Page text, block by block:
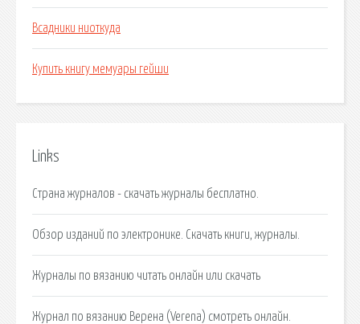
Всадники ниоткуда
Купить книгу мемуары гейши
Links
Страна журналов - скачать журналы бесплатно.
Обзор изданий по электронике. Скачать книги, журналы.
Журналы по вязанию читать онлайн или скачать
Журнал по вязанию Верена (Verena) смотреть онлайн.